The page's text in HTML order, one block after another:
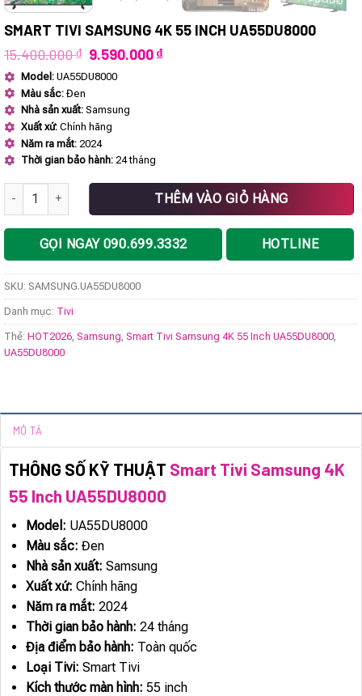
SMART TIVI SAMSUNG 4K 55 INCH UA55DU8000
15.400.000₫ Giá
là:
9.590.000₫Giá
Model: UA55DU8000
Màu sắc: Đen
Nhà sản xuất: Samsung
Xuất xứ: Chính hãng
Năm ra mắt: 2024
Thời gian bảo hành: 24 tháng
Smart Tivi Samsung 4K 55 Inch UA55DU8000 số lượng
THÊM VÀO GIỎ HÀNG
GỌI NGAY 090.699.3332 HOTLINE
SKU: SAMSUNG.UA55DU8000
Danh mục: Tivi
Thẻ: HOT2026 Samsung Smart Tivi Samsung 4K 55 Inch UA55DU8000
UA55DU8000
MÔ TẢ
THÔNG SỐ KỸ THUẬT Smart Tivi Samsung 4K
55 Inch UA55DU8000
Model: UA55DU8000
Màu sắc: Đen
Nhà sản xuất: Samsung
Xuất xứ: Chính hãng
Năm ra mắt: 2024
Thời gian bảo hành: 24 tháng
Địa điểm bảo hành: Toàn quốc
Loại Tivi: Smart Tivi
Kích thước màn hình: 55 inch